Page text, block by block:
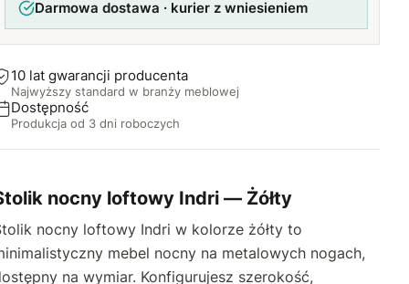
50 cm
65 cm
75 cm
Darmowa dostawa · kurier z wniesieniem
10 lat gwarancji producenta
Najwyższy standard w branży meblowej
Dostępność
Produkcja od 3 dni roboczych
nocny loftowy Indri — Żółty
nocny loftowy Indri w kolorze żółty to
mebel nocny na metalowych nogach,
na wymiar. Konfigurujesz szerokość,